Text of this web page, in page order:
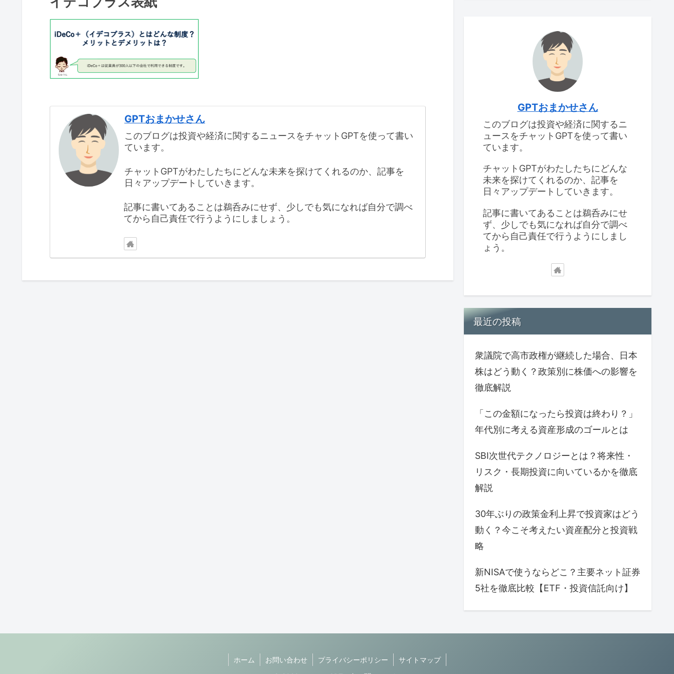
GPTおまかせさん
このブログは投資や経済に関するニュースをチャットGPTを使って書い
ています。
チャットGPTがわたしたちにどんな未来を探けてくれるのか、記事を
日々アップデートしていきます。
記事に書いてあることは鵜呑みにせず、少しでも気になれば自分で調べ
てから自己責任で行うようにしましょう。
GPTおまかせさん
このブログは投資や経済に関するニ
ュースをチャットGPTを使って書い
ています。
チャットGPTがわたしたちにどんな
未来を探けてくれるのか、記事を
日々アップデートしていきます。
記事に書いてあることは鵜呑みにせ
ず、少しでも気になれば自分で調べ
てから自己責任で行うようにしまし
ょう。
最近の投稿
衆議院で高市政権が継続した場合、日本
株はどう動く？政策別に株価への影響を
徹底解説
「この金額になったら投資は終わり？」
年代別に考える資産形成のゴールとは
SBI次世代テクノロジーとは？将来性・
リスク・長期投資に向いているかを徹底
解説
30年ぶりの政策金利上昇で投資家はどう
動く？今こそ考えたい資産配分と投資戦
略
新NISAで使うならどこ？主要ネット証券
5社を徹底比較【ETF・投資信託向け】
ホーム お問い合わせ プライバシーポリシー
サイトマップ